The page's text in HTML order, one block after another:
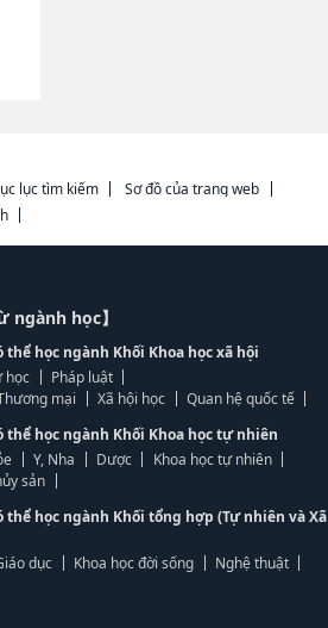
lục tìm kiếm
Sơ đồ của trang web
học】
học ngành Khối Khoa học xã hội
học
Pháp luật
mại
Xã hội học
Quan hệ quốc tế
thể học ngành Khối Khoa học tự nhiên
Y, Nha Dược
Khoa học tự nhiên
sản
thể học ngành Khối tổng hợp (Tự nhiên và Xã
dục Khoa học đời sống Nghệ thuật